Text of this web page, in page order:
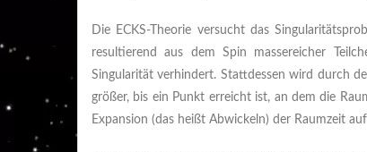
Die ECKS-Theorie versucht das
resultierend aus dem Spin massereicher
Singularität verhindert. Stattdessen wird durch
größer, bis ein Punkt erreicht ist, an dem die
Expansion (das heißt Abwickeln) der Raumzeit